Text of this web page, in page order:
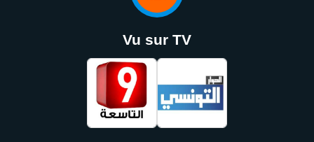
Vu sur TV